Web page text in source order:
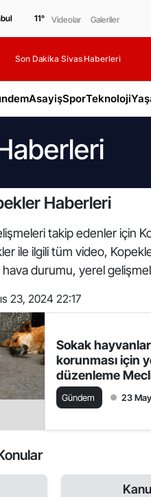
11° Videolar Galeriler
Son Dakika Sivas Haberleri
AsayişSporTeknoloji
Haberleri
takip edenler için
ile ilgili tüm video,
durumu, yerel
23, 2024 22:17
Sokak
korunması için
düzenleme
sunulacak
Gündem 23